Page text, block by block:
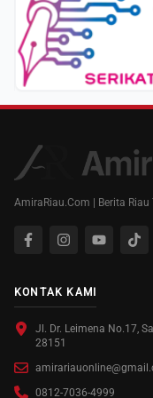
AmiraRiau.Com | Berita
KONTAK KAMI
Jl. Dr. Leimena No.17,
28151
0812-7036-4999